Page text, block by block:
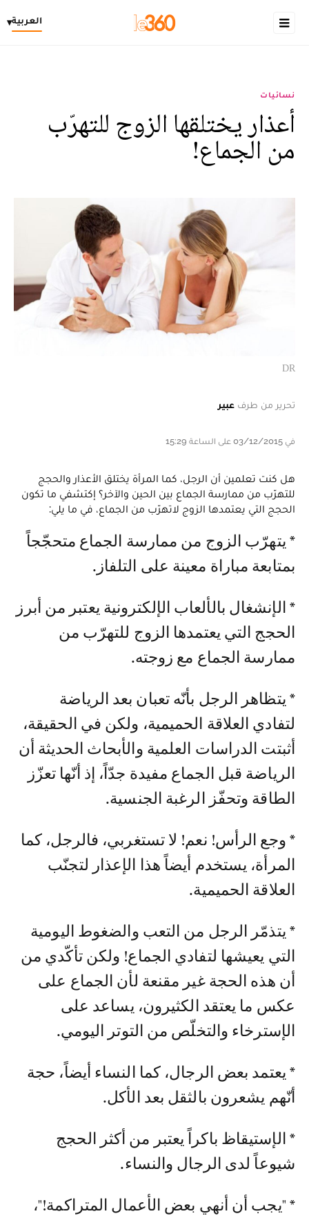
العربية▾
نسائيات
أعذار يختلقها الزوج للتهرّب
من الجماع!
DR
تحرير من طرف عبير
في 03/12/2015 على الساعة 15:29
هل كنت تعلمين أن الرجل، كما المرأة يختلق الأعذار والحجج
للتهرّب من ممارسة الجماع بين الحين والآخر؟ إكتشفي ما تكون
الحجج التي يعتمدها الزوج لاتهرّب من الجماع، في ما يلي:
* يتهرّب الزوج من ممارسة الجماع متحجّجاً
بمتابعة مباراة معينة على التلفاز.
* الإنشغال بالألعاب الإلكترونية يعتبر من أبرز
الحجج التي يعتمدها الزوج للتهرّب من
ممارسة الجماع مع زوجته.
* يتظاهر الرجل بأنّه تعبان بعد الرياضة
لتفادي العلاقة الحميمية، ولكن في الحقيقة،
أثبتت الدراسات العلمية والأبحاث الحديثة أن
الرياضة قبل الجماع مفيدة جدّاً، إذ أنّها تعزّز
الطاقة وتحفّز الرغبة الجنسية.
* وجع الرأس! نعم! لا تستغربي، فالرجل، كما
المرأة، يستخدم أيضاً هذا الإعذار لتجنّب
العلاقة الحميمية.
* يتذمّر الرجل من التعب والضغوط اليومية
التي يعيشها لتفادي الجماع! ولكن تأكّدي من
أن هذه الحجة غير مقنعة لأن الجماع على
عكس ما يعتقد الكثيرون، يساعد على
الإسترخاء والتخلّص من التوتر اليومي.
* يعتمد بعض الرجال، كما النساء أيضاً، حجة
أنّهم يشعرون بالثقل بعد الأكل.
* الإستيقاظ باكراً يعتبر من أكثر الحجج
شيوعاً لدى الرجال والنساء.
* "يجب أن أنهي بعض الأعمال المتراكمة!"،